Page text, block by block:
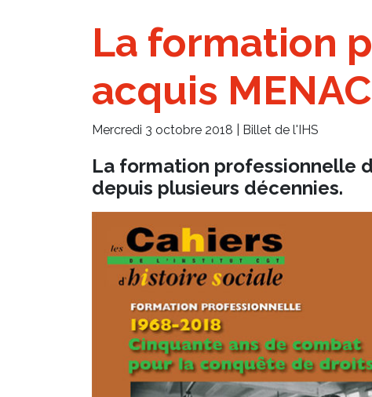
La formation
acquis
Mercredi 3 octobre 2018 | Billet de l'IHS
La formation professionnelle
depuis plusieurs décennies.